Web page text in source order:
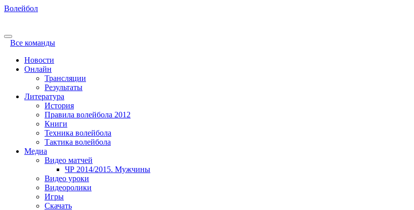
Волейбол
Все команды
Новости
Онлайн
Трансляции
Результаты
Литература
История
Правила волейбола 2012
Книги
Техника волейбола
Тактика волейбола
Медиа
Видео матчей
ЧР 2014/2015. Мужчины
Видео уроки
Видеоролики
Игры
Скачать